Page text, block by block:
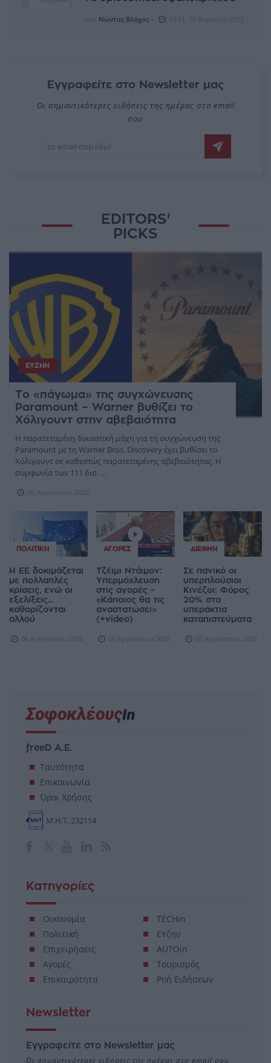
Νώντας Βλάχος-
Εγγραφείτε στο Newsletter μας
Οι σημαντικότερες ειδήσεις της ημέρας στο email
σου
EDITORS'
PICKS
ΕΥΖΗΝ
Το «πάγωμα» της συγχώνευσης
Paramount – Warner βυθίζει το
Χόλιγουντ στην αβεβαιότητα
Η παρατεταμένη δικαστική μάχη για τη συγχώνευση της
Paramount με τη Warner Bros. Discovery έχει βυθίσει το
Χόλιγουντ σε καθεστώς παρατεταμένης αβεβαιότητας. Η
συμφωνία των 111 δισ. ...
06 Αυγούστου 2026
ΠΟΛΙΤΙΚΉ
Η ΕΕ δοκιμάζεται
με πολλαπλές
κρίσεις, ενώ οι
εξελίξεις...
καθορίζονται
αλλού
06 Αυγούστου 2026
ΑΓΟΡΈΣ
Τζέιμι Ντάιμον:
Υπερμόχλευση
στις αγορές –
«Κάποιος θα τις
αναστατώσει»
(+video)
06 Αυγούστου 2026
ΔΙΕΘΝΉ
Σε πανικό οι
υπερπλούσιοι
Κινέζοι: Φόρος
20% στα
υπεράκτια
καταπιστεύματα
05 Αυγούστου 2026
freeD Α.Ε.
Ταυτότητα
Επικοινωνία
Όροι Χρήσης
Μ.Η.Τ. 232114
Κατηγορίες
Οικονομία
Πολιτική
Επιχειρήσεις
Αγορές
Επικαιρότητα
TECHin
ΕΥζην
AUTOin
Τουρισμός
Ροή Ειδήσεων
Newsletter
Εγγραφείτε στο Newsletter μας